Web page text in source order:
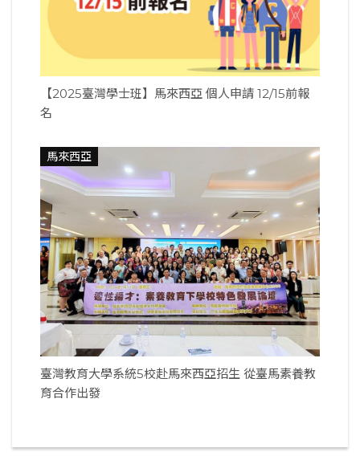
【2025臺灣學士班】馬來西亞 個人申請 12/15前報
名
馬來西亞
臺灣教育大學系統5校赴馬來西亞招生 從臺馬素養教
育合作出發